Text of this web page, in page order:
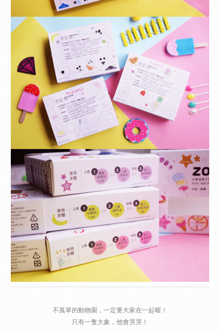
不孤單的動物園，一定要大家在一起喔！
只有一隻大象，他會哭哭！